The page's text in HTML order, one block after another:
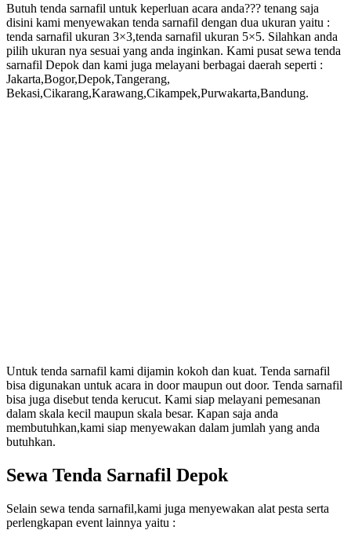
Butuh tenda sarnafil untuk keperluan acara anda??? tenang saja
disini kami menyewakan tenda sarnafil dengan dua ukuran yaitu :
tenda sarnafil ukuran 3×3,tenda sarnafil ukuran 5×5. Silahkan anda
pilih ukuran nya sesuai yang anda inginkan. Kami pusat sewa tenda
sarnafil Depok dan kami juga melayani berbagai daerah seperti :
Jakarta,Bogor,Depok,Tangerang,
Bekasi,Cikarang,Karawang,Cikampek,Purwakarta,Bandung.
Untuk tenda sarnafil kami dijamin kokoh dan kuat. Tenda sarnafil
bisa digunakan untuk acara in door maupun out door. Tenda sarnafil
bisa juga disebut tenda kerucut. Kami siap melayani pemesanan
dalam skala kecil maupun skala besar. Kapan saja anda
membutuhkan,kami siap menyewakan dalam jumlah yang anda
butuhkan.
Sewa Tenda Sarnafil Depok
Selain sewa tenda sarnafil,kami juga menyewakan alat pesta serta
perlengkapan event lainnya yaitu :